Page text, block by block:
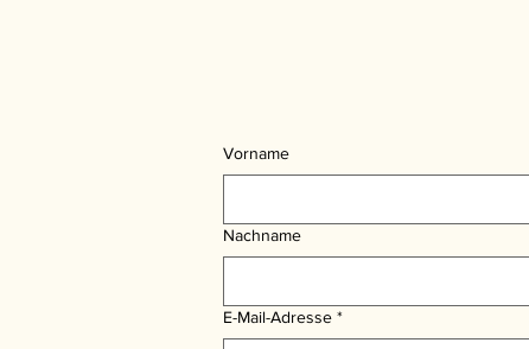
Vorname
Nachname
E-Mail-Adresse *